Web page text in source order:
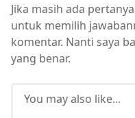
Jika masih ada
untuk memilih
komentar. Nanti saya
yang benar.
You may also like...